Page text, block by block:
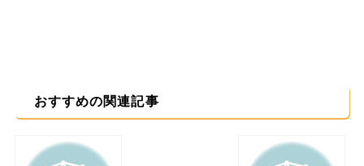
おすすめの関連記事